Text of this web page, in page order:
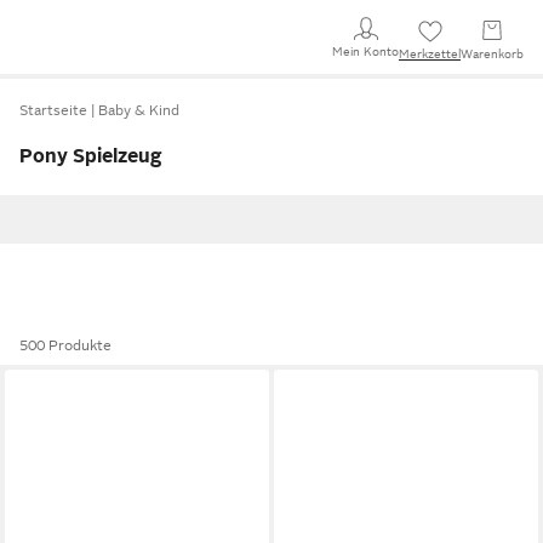
Mein KontoMerkzettel Warenkorb
Startseite Baby & Kind
Pony Spielzeug
500 Produkte